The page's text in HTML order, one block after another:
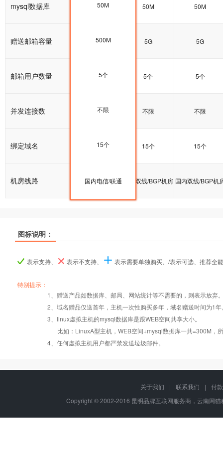
mysql数据库 50M 50M 50M
赠送邮箱容量 5G 5G 5G
邮箱用户数量 5个 5个 5个
并发连接数 不限 不限 不限
绑定域名 15个 15个 15个
机房线路 国内双线/BGP机房 国内双线/BGP机房 国内双线/BGP机
50M
500M
5个
不限
15个
国内电信/联通
产品名称
Windows2008 Windows2008 Windows2008
产品名称
错误页面定义
产品名称
数据定期备份
数据自助恢复
图标说明：
表示支持、 表示不支持、 表示需要单独购买、/表示可选、推荐全
特别提示：
1、赠送产品如数据库、邮局、网站统计等不需要的，则表示放弃
2、域名赠品仅送首年，主机一次性购买多年，域名赠送时间为1年
3、linux虚拟主机的mysql数据库是跟WEB空间共享大小。
比如：LinuxA型主机，WEB空间+mysql数据库一共=300M，
4、任何虚拟主机用户都严禁发送垃圾邮件。
关于我们 | 联系我们 |
付
Copyright © 2002-2016 昆明品牌互联网服务商，云南网